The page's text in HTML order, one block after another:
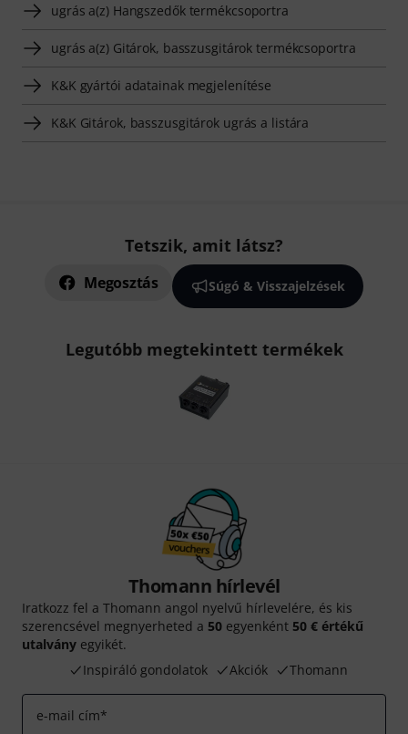
ugrás a(z) Hangszedők termékcsoportra
ugrás a(z) Gitárok, basszusgitárok termékcsoportra
K&K gyártói adatainak megjelenítése
K&K Gitárok, basszusgitárok ugrás a listára
Tetszik, amit látsz?
Megosztás Súgó & Visszajelzések
Legutóbb megtekintett termékek
Thomann hírlevél
Iratkozz fel a Thomann angol nyelvű hírlevelére, és kis
szerencsével megnyerheted a 50 egyenként 50 € értékű
utalvány egyikét.
Inspiráló gondolatok
Akciók Thomann
e-mail cím*